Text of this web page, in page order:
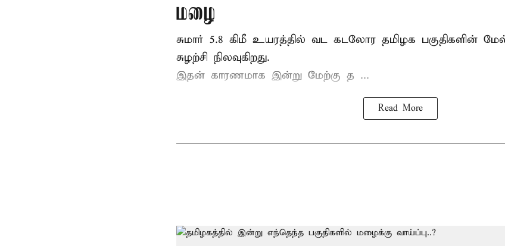
மழை
சுமார் 5.8 கிமீ உயரத்தில் வட கடலோர தமிழக பகுதிகளின்
சுழற்சி நிலவுகிறது.
இதன் காரணமாக இன்று மேற்கு த ...
Read More